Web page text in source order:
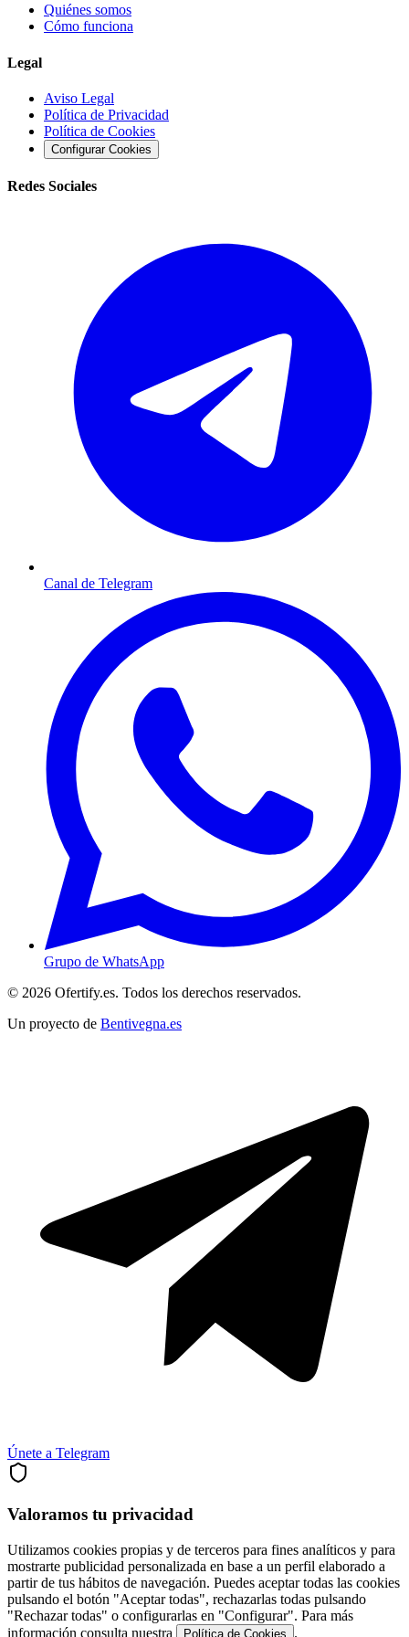
Quiénes somos
Cómo funciona
Legal
Aviso Legal
Política de Privacidad
Política de Cookies
Configurar Cookies
Redes Sociales
Canal de Telegram
Grupo de WhatsApp
© 2026 Ofertify.es. Todos los derechos reservados.
Un proyecto de Bentivegna.es
Únete a Telegram
Valoramos tu privacidad
Utilizamos cookies propias y de terceros para fines analíticos y para
mostrarte publicidad personalizada en base a un perfil elaborado a
partir de tus hábitos de navegación. Puedes aceptar todas las cookies
pulsando el botón "Aceptar todas", rechazarlas todas pulsando
"Rechazar todas" o configurarlas en "Configurar". Para más
información consulta nuestra
Política de Cookies .